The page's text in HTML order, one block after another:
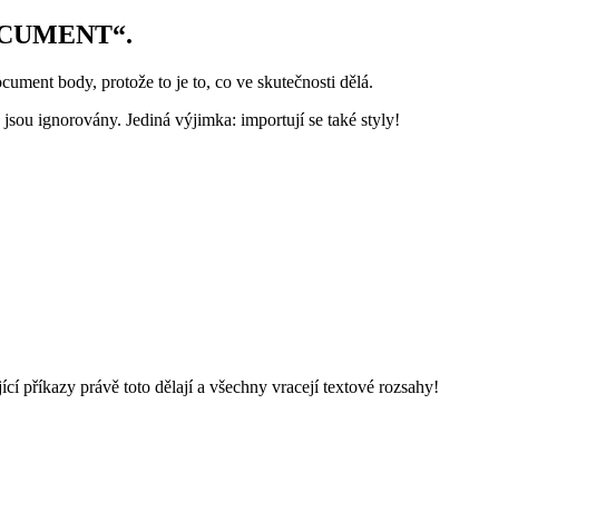
body, protože to je to, co ve skutečnosti dělá.
jsou ignorovány. Jediná výjimka: importují se také styly!
příkazy právě toto dělají a všechny vracejí textové rozsahy!